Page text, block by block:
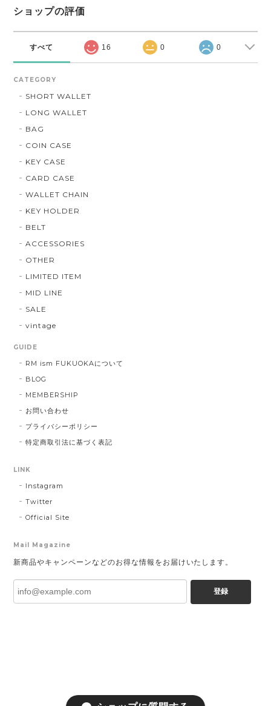
ショップの評価
すべて 16 0 0
CATEGORY
SHORT WALLET
LONG WALLET
BAG
COIN CASE
KEY CASE
CARD CASE
WALLET CHAIN
KEY HOLDER
BELT
ACCESSORIES
OTHER
LIMITED ITEM
MID LINE
SALE
vintage
GUIDE
RM ism FUKUOKAについて
BLOG
MEMBERSHIP
お問い合わせ
プライバシーポリシー
特定商取引法に基づく表記
LINK
Instagram
Twitter
Official Site
Mail Magazine
新商品やキャンペーンなどのお得な情報をお届けいたします。
登録